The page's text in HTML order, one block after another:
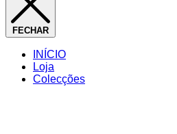
FECHAR
INÍCIO
Loja
Colecções